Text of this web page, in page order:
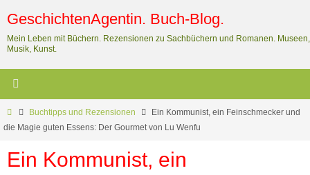
Inhalt
springen
GeschichtenAgentin. Buch-Blog.
Mein Leben mit Büchern. Rezensionen zu Sachbüchern und Romanen. Museen,
Musik, Kunst.
StartBuchtipps und Rezensionen
Ein Kommunist, ein Feinschmecker und
die Magie guten Essens: Der Gourmet von Lu Wenfu
Ein Kommunist, ein